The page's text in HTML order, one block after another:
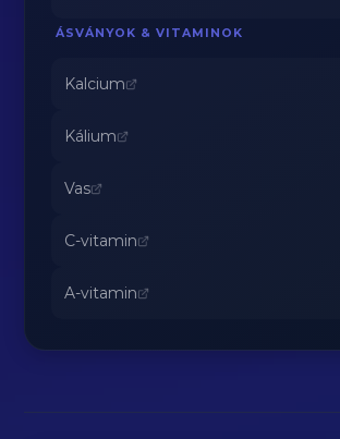
ÁSVÁNYOK & VITAMINOK
Kalcium
Kálium
Vas
C-vitamin
A-vitamin